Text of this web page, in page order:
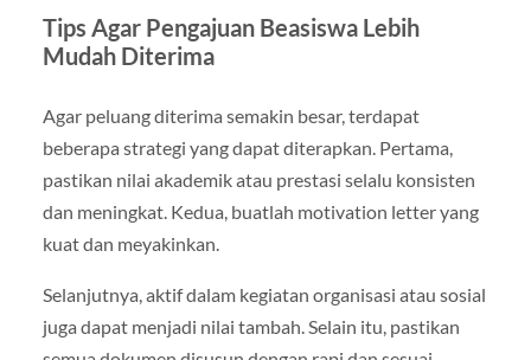
Tips Agar Pengajuan Beasiswa Lebih
Mudah Diterima
Agar peluang diterima semakin besar, terdapat
beberapa strategi yang dapat diterapkan. Pertama,
pastikan nilai akademik atau prestasi selalu konsisten
dan meningkat. Kedua, buatlah motivation letter yang
kuat dan meyakinkan.
Selanjutnya, aktif dalam kegiatan organisasi atau sosial
juga dapat menjadi nilai tambah. Selain itu, pastikan